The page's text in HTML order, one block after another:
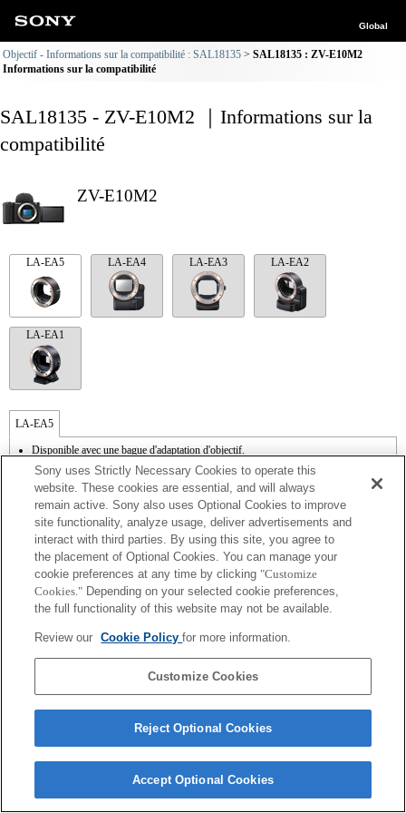
Global
Objectif - Informations sur la compatibilité : SAL18135
SAL18135 : ZV-E10M2
Informations sur la compatibilité
SAL18135 - ZV-E10M2 ｜Informations sur la
compatibilité
ZV-E10M2
LA-EA5 LA-EA4 LA-EA3 LA-EA2
LA-EA1
LA-EA5
Disponible avec une bague d'adaptation d'objectif.
Le son de fonctionnement du diaphragme est enregistré à l'aide du microphone
interne.
Outside the A (Aperture priority), S (Shutter priority), and M (Manual) modes, the
shutter speed and the aperture can not be adjusted during the movie recording.
La fonction [Comp. objectif ] (Compensation de l'objectif) n'est pas opérationnelle.
Si vous fixez l'objectif à monture A à l'aide de l'adaptateur, la fonction d'aide à la mise
au point manuelle ne fonctionne pas automatiquement lorsque vous tournez la bague
de mise au point. Vous pouvez agrandir l'image en sélectionnant la fonction [Loupe
mise pt] ou [Aide MF] sur n'importe quelle touche de "Réglag. touche perso".
L'obturateur tactile ne fonctionne pas.
La fonction SteadyShot n’est pas opérationnelle lorsque SteadyShot est réglé sur
Copyright 2026 Sony Corporation
Sony uses Strictly Necessary Cookies to operate this
website. These cookies are essential, and will always
remain active. Sony also uses Optional Cookies to improve
site functionality, analyze usage, deliver advertisements and
interact with third parties. By using this site, you agree to
the placement of Optional Cookies. You can manage your
cookie preferences at any time by clicking "Customize
Cookies." Depending on your selected cookie preferences,
the full functionality of this website may not be available.
Review our Cookie Policyfor more information.
Customize Cookies
Reject Optional Cookies
Accept Optional Cookies